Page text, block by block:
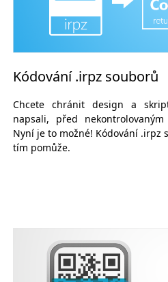
Kódování .irpz souborů
Chcete chránit design a
napsali, před nekontrolovaným
Nyní je to možné! Kódování .irpz
tím pomůže.